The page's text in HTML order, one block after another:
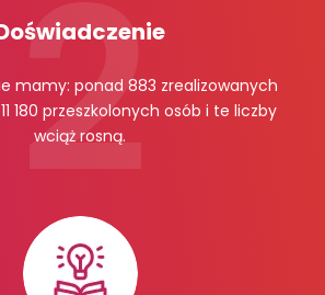
mamy: ponad 883 zrealizowanych
180 przeszkolonych osób i te liczby
wciąż rosną.